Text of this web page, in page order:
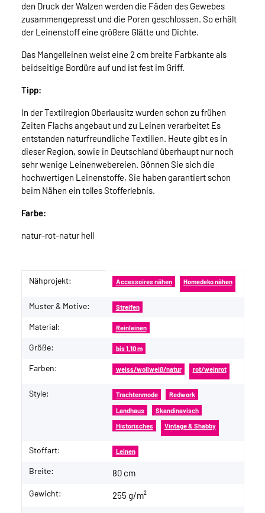
den Druck der Walzen werden die Fäden des Gewebes
zusammengepresst und die Poren geschlossen. So erhält
der Leinenstoff eine größere Glätte und Dichte.
Das Mangelleinen weist eine 2 cm breite Farbkante als
beidseitige Bordüre auf und ist fest im Griff.
Tipp:
In der Textilregion Oberlausitz wurden schon zu frühen
Zeiten Flachs angebaut und zu Leinen verarbeitet Es
entstanden naturfreundliche Textilien. Heute gibt es in
dieser Region, sowie in Deutschland überhaupt nur noch
sehr wenige Leinenwebereien. Gönnen Sie sich die
hochwertigen Leinenstoffe, Sie haben garantiert schon
beim Nähen ein tolles Stofferlebnis.
Farbe:
natur-rot-natur hell
Produkteigenschaft
Wert
Nähprojekt: Accessoires nähen Homedeko nähen
Muster & Motive: Streifen
Material: Reinleinen
Größe: bis 1,10 m
Farben: weiss/wollweiß/natur rot/weinrot
Style: Trachtenmode Redwork
Landhaus Skandinavisch
Historisches Vintage & Shabby
Stoffart: Leinen
Breite: 80 cm
Gewicht: 255 g/m²